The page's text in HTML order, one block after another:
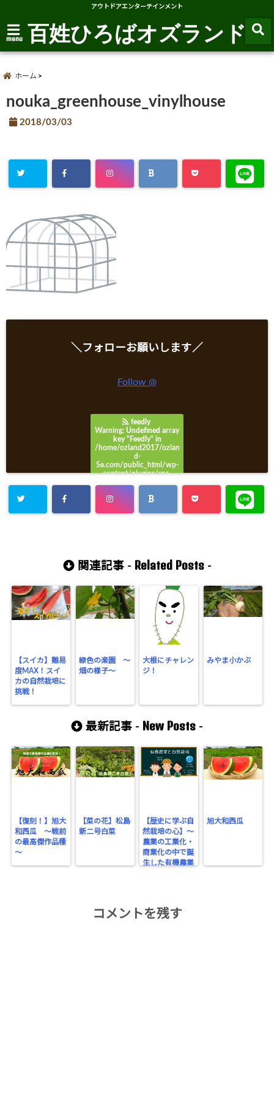
アウトドアエンターテインメント
menu 百姓ひろばオズランド
ホーム
nouka_greenhouse_vinylhouse
2018/03/03
＼フォローお願いします／
Follow @
feedly
Warning: Undefined array
key "Feedly" in
/home/ozland2017/ozlan
d-
5e.com/public_html/wp-
content/plugins/sns-
関連記事 - Related Posts-
【スイカ】難易
度MAX！スイ
カの自然栽培に
挑戦！
緑色の楽園 ～
畑の様子～
大根にチャレン
ジ！
みやま小かぶ
最新記事 - New Posts -
【復刻！】旭大
和西瓜 ～戦前
の最高傑作品種
～
【菜の花】松島
新二号白菜
【歴史に学ぶ自
然栽培の心】～
農業の工業化・
商業化の中で誕
生した有機農業
旭大和西瓜
コメントを残す